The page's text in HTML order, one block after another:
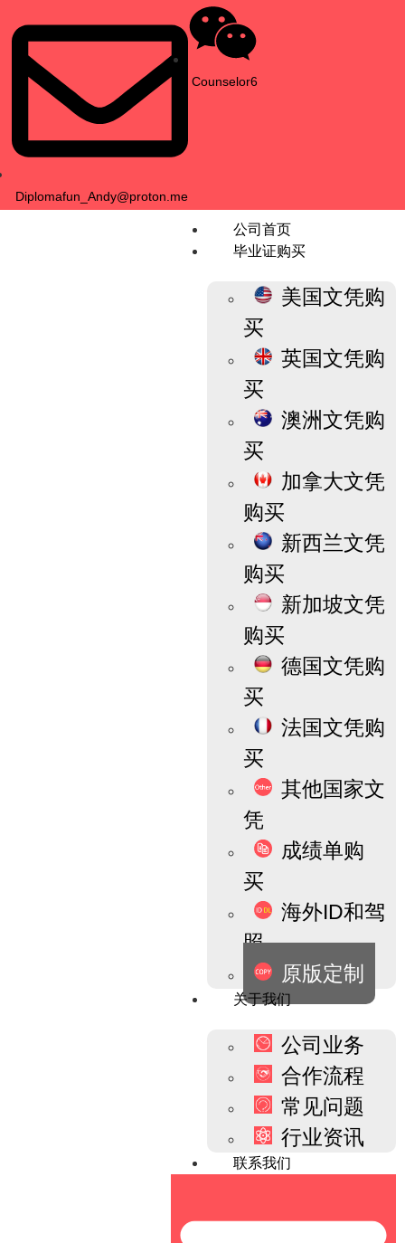
Diplomafun_Andy@proton.me
Counselor6
公司首页
毕业证购买
美国文凭购
买
英国文凭购
买
澳洲文凭购
买
加拿大文凭
购买
新西兰文凭
购买
新加坡文凭
购买
德国文凭购
买
法国文凭购
买
其他国家文
凭
成绩单购
买
海外ID和驾
照
原版定制
关于我们
公司业务
合作流程
常见问题
行业资讯
联系我们